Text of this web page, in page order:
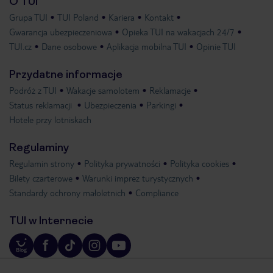
Grupa TUI TUI Poland Kariera
Kontakt
Gwarancja ubezpieczeniowa
Opieka TUI na wakacjach 24/7
TUI.cz
Dane osobowe Aplikacja mobilna TUI Opinie TUI
Przydatne informacje
Podróż z TUI Wakacje samolotem
Reklamacje
Status reklamacji
Ubezpieczenia
Parkingi
Hotele przy lotniskach
Regulaminy
Regulamin strony Polityka prywatności
Polityka cookies
Bilety czarterowe
Warunki imprez turystycznych
Standardy ochrony małoletnich
Compliance
TUI w Internecie